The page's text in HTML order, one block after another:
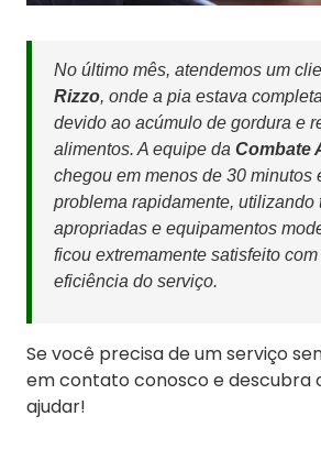
No último mês, atendemos um
Rizzo, onde a pia estava
devido ao acúmulo de gordura e
alimentos. A equipe da Combate
chegou em menos de 30 minutos
problema rapidamente, utilizando
apropriadas e equipamentos
ficou extremamente satisfeito
eficiência do serviço.
Se você precisa de um serviço
em contato conosco e descubra
ajudar!